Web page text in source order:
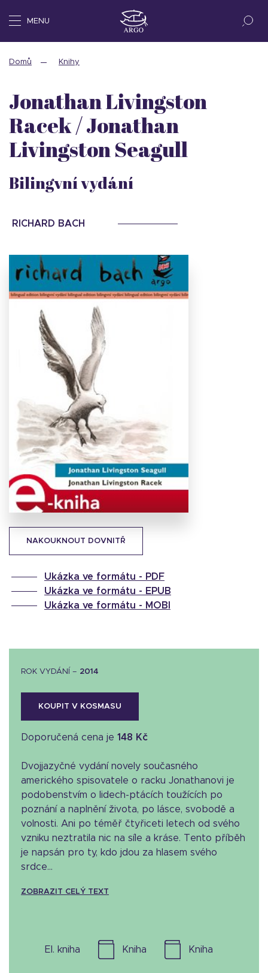
MENU
Domů Knihy
NAKOUKNOUT DOVNITŘ
Ukázka ve formátu - PDF
Ukázka ve formátu - EPUB
Ukázka ve formátu - MOBI
Jonathan Livingston
Racek / Jonathan
Livingston Seagull
Bilingvní vydání
RICHARD BACH
ROK VYDÁNÍ – 2014
KOUPIT V KOSMASU
Doporučená cena je 148 Kč
Dvojjazyčné vydání novely současného
amerického spisovatele o racku Jonathanovi je
podobenstvím o lidech-ptácích toužících po
poznání a naplnění života, po lásce, svobodě a
volnosti. Ani po téměř čtyřiceti letech od svého
vzniku neztratila nic na síle a kráse. Tento příběh
je napsán pro ty, kdo jdou za hlasem svého
srdce...
ZOBRAZIT CELÝ TEXT
el. kniha kniha kniha